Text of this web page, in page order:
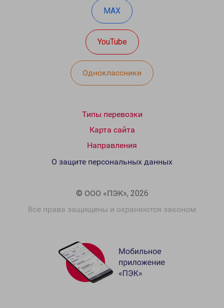
MAX
YouTube
Одноклассники
Типы перевозки
Карта сайта
Направления
© ООО «ПЭК», 2026
Все права защищены и охраняются законом
О защите персональных данных